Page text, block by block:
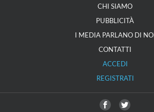
CHI SIAMO
PUBBLICITÀ
I MEDIA PARLANO DI NOI
CONTATTI
ACCEDI
REGISTRATI